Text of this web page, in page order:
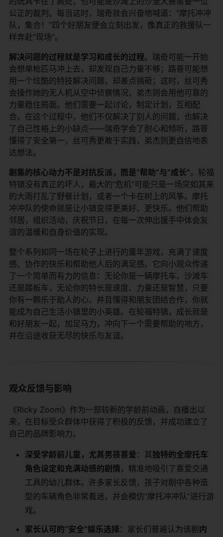
公正的裁判。每当这时，瑞奇就会兴奋地喊道：“摩托冲冲
队，集合！”四个好朋友便会立刻出发，像真正的救援队一
样奔赴“现场”。
解决问题的过程就是学习和成长的过程。瑞奇可能一开始
会想单枪匹马冲上去，却发现自己力量不够；路普可能想
用一个炫酷的特技解决问题，却差点搞砸；这时，丝可秀
会操作她的无人机从空中侦察情况，弟杰则会用他可靠的
力量稳住局面。他们需要一起讨论，制定计划，互相配
合。在这个过程中，他们不仅解决了别人的问题，也解决
了自己性格上的小缺点——瑞奇学会了耐心和倾听，路普
懂得了安全第一，丝可秀更敢于实践，弟杰则更自信地表
达想法。
剧集的核心动力不是对抗反派，而是“帮助”与“成长”。轮福
特镇没有真正的坏人，最大的“危机”可能只是一场突如其来
的大雨打乱了野餐计划，或者一个卡在树上的风筝。摩托
冲冲队的使命就是让小镇变得更美好、更快乐。他们帮助
邻居，组织活动，庆祝节日，在每一次伸出援手中体会友
谊的温暖和自身价值的实现。
整个系列如同一场在轮子上进行的童年游戏，充满了速度
感、协作的快乐和帮助他人后的满足感。它向小观众传递
了一个简单而有力的信息：无论你是一辆摩托车、沙滩车
还是踏板车，无论你的特长是速度、力量还是智慧，只要
你有一颗乐于助人的心，并且懂得和朋友团结合作，你就
能成为自己生活小镇里的小英雄。在轮福特镇，成长就是
和好朋友一起，加足马力，冲向下一个需要帮助的地方，
并在沿途收获无尽的快乐与友谊。
观众反馈与影响
《Ricky Zoom》作为一部较新的学龄前动画，自播出以
来，在目标受众群体中获得了积极的反馈，并成功建立了
自己的品牌影响力。
深受学龄前儿童，尤其男孩喜爱 ：其独特的全摩托车
角色设定和充满动感的剧情 ，精准地吸引了喜爱交通
工具的幼儿群体。许多家长反馈，孩子对剧中各种造
型的车辆角色非常着迷，并会模仿“摩托冲冲队”进行游
戏。
家长认可的“安全”娱乐选择 ：家长们普遍认为该剧 内